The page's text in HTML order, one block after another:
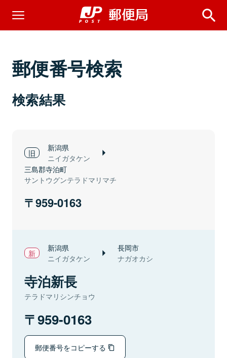
郵便番号検索
検索結果
新潟県
ニイガタケン
三島郡寺泊町
サントウグンテラドマリマチ
959-0163
新潟県
ニイガタケン
長岡市
ナガオカシ
寺泊新長
テラドマリシンチョウ
959-0163
郵便番号をコピーする